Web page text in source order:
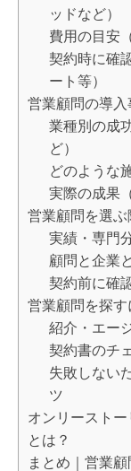
ッドなど）
費用の目安
契約時に確
ート等）
営業顧問の導
業種別の成
ど）
どのような
実際の成果
営業顧問を選ぶ
実績・専門
顧問と企業
契約前に確
営業顧問を探
紹介・エー
契約書のチ
失敗しない
ツ
オンリーストー
とは？
まとめ｜営業顧